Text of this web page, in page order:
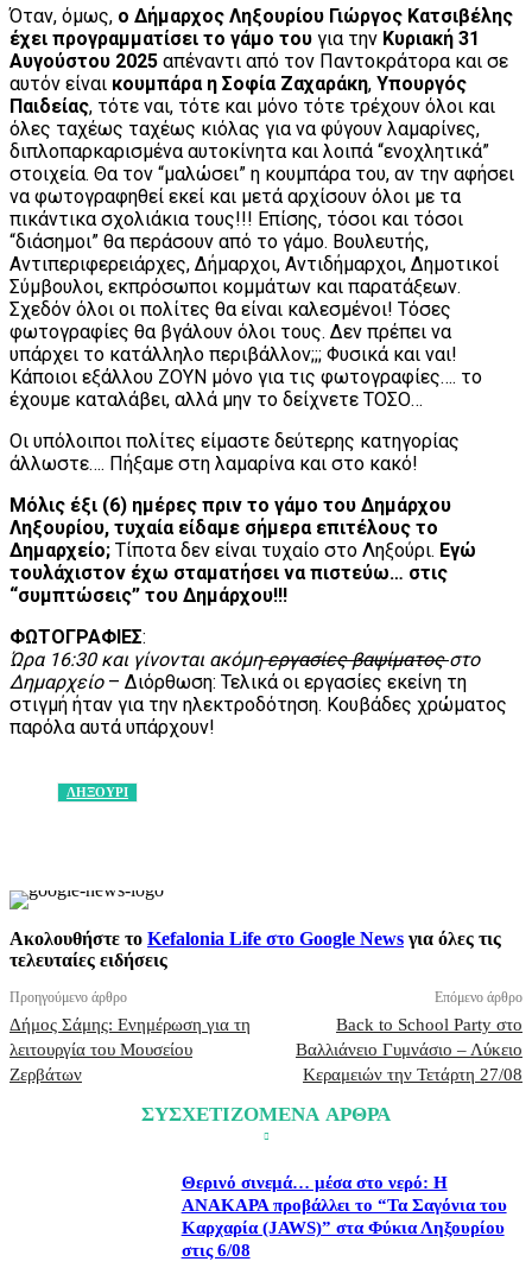
Όταν, όμως, ο Δήμαρχος Ληξουρίου Γιώργος Κατσιβέλης
έχει προγραμματίσει το γάμο του για την Κυριακή 31
Αυγούστου 2025 απέναντι από τον Παντοκράτορα και σε
αυτόν είναι κουμπάρα η Σοφία Ζαχαράκη, Υπουργός
Παιδείας, τότε ναι, τότε και μόνο τότε τρέχουν όλοι και
όλες ταχέως ταχέως κιόλας για να φύγουν λαμαρίνες,
διπλοπαρκαρισμένα αυτοκίνητα και λοιπά “ενοχλητικά”
στοιχεία. Θα τον “μαλώσει” η κουμπάρα του, αν την αφήσει
να φωτογραφηθεί εκεί και μετά αρχίσουν όλοι με τα
πικάντικα σχολιάκια τους!!! Επίσης, τόσοι και τόσοι
“διάσημοι” θα περάσουν από το γάμο. Βουλευτής,
Αντιπεριφερειάρχες, Δήμαρχοι, Αντιδήμαρχοι, Δημοτικοί
Σύμβουλοι, εκπρόσωποι κομμάτων και παρατάξεων.
Σχεδόν όλοι οι πολίτες θα είναι καλεσμένοι! Τόσες
φωτογραφίες θα βγάλουν όλοι τους. Δεν πρέπει να
υπάρχει το κατάλληλο περιβάλλον;;; Φυσικά και ναι!
Κάποιοι εξάλλου ΖΟΥΝ μόνο για τις φωτογραφίες…. το
έχουμε καταλάβει, αλλά μην το δείχνετε ΤΟΣΟ…
Οι υπόλοιποι πολίτες είμαστε δεύτερης κατηγορίας
άλλωστε…. Πήξαμε στη λαμαρίνα και στο κακό!
Μόλις έξι (6) ημέρες πριν το γάμο του Δημάρχου
Ληξουρίου, τυχαία είδαμε σήμερα επιτέλους το
Δημαρχείο; Τίποτα δεν είναι τυχαίο στο Ληξούρι. Εγώ
τουλάχιστον έχω σταματήσει να πιστεύω… στις
“συμπτώσεις” του Δημάρχου!!!
ΦΩΤΟΓΡΑΦΙΕΣ:
Ώρα 16:30 και γίνονται ακόμηεργασίες βαψίματοςστο
Δημαρχείο– Διόρθωση: Τελικά οι εργασίες εκείνη τη
στιγμή ήταν για την ηλεκτροδότηση. Κουβάδες χρώματος
παρόλα αυτά υπάρχουν!
ΛΗΞΟΥΡΙ
Ακολουθήστε το Kefalonia Life στο Google News για όλες τις
τελευταίες ειδήσεις
Προηγούμενο άρθρο
Δήμος Σάμης: Ενημέρωση για τη
λειτουργία του Μουσείου
Ζερβάτων
Επόμενο άρθρο
Back to School Party στο
Βαλλιάνειο Γυμνάσιο – Λύκειο
Κεραμειών την Τετάρτη 27/08
ΣΥΣΧΕΤΙΖΟΜΕΝΑ ΑΡΘΡΑ
Θερινό σινεμά… μέσα στο νερό: Η
ΑΝΑΚΑΡΑ προβάλλει το “Τα Σαγόνια του
Καρχαρία (JAWS)” στα Φύκια Ληξουρίου
στις 6/08